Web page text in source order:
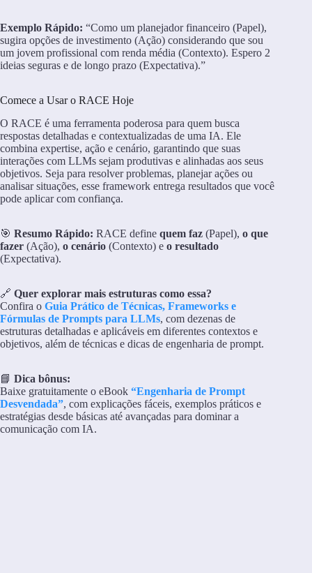
Exemplo Rápido: “Como um planejador financeiro (Papel),
sugira opções de investimento (Ação) considerando que sou
um jovem profissional com renda média (Contexto). Espero 2
ideias seguras e de longo prazo (Expectativa).”
Comece a Usar o RACE Hoje
O RACE é uma ferramenta poderosa para quem busca
respostas detalhadas e contextualizadas de uma IA. Ele
combina expertise, ação e cenário, garantindo que suas
interações com LLMs sejam produtivas e alinhadas aos seus
objetivos. Seja para resolver problemas, planejar ações ou
analisar situações, esse framework entrega resultados que você
pode aplicar com confiança.
🎯 Resumo Rápido: RACE define quem faz (Papel), o que
fazer (Ação), o cenário (Contexto) e o resultado
(Expectativa).
🔗 Quer explorar mais estruturas como essa?
Confira o Guia Prático de Técnicas, Frameworks e
Fórmulas de Prompts para LLMs, com dezenas de
estruturas detalhadas e aplicáveis em diferentes contextos e
objetivos, além de técnicas e dicas de engenharia de prompt.
📘 Dica bônus:
Baixe gratuitamente o eBook “Engenharia de Prompt
Desvendada”, com explicações fáceis, exemplos práticos e
estratégias desde básicas até avançadas para dominar a
comunicação com IA.